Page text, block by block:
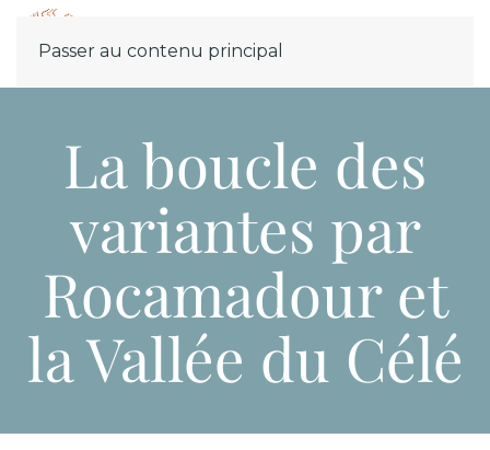
Passer au contenu principal
La boucle des
variantes par
Rocamadour et
la Vallée du Célé